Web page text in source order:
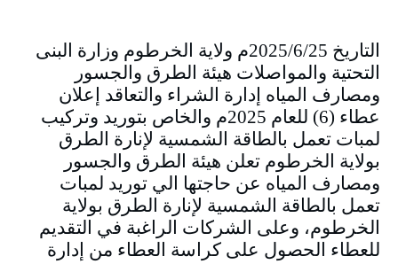
التاريخ 2025/6/25م ولاية الخرطوم وزارة البنى
التحتية والمواصلات هيئة الطرق والجسور
ومصارف المياه إدارة الشراء والتعاقد إعلان
عطاء (6) للعام 2025م والخاص بتوريد وتركيب
لمبات تعمل بالطاقة الشمسية لإنارة الطرق
بولاية الخرطوم تعلن هيئة الطرق والجسور
ومصارف المياه عن حاجتها الي توريد لمبات
تعمل بالطاقة الشمسية لإنارة الطرق بولاية
الخرطوم، وعلى الشركات الراغبة في التقديم
للعطاء الحصول على كراسة العطاء من إدارة